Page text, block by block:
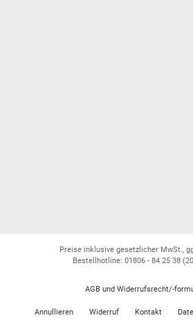
Preise inklusive gesetzlicher MwSt.,
Bestellhotline: 01806 - 84 25 38
AGB und Widerrufsrecht/-
Annullieren Widerruf Kontakt